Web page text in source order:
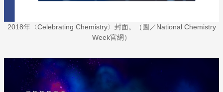
2018年〈Celebrating Chemistry〉封面。（圖／National Chemistry
Week官網）